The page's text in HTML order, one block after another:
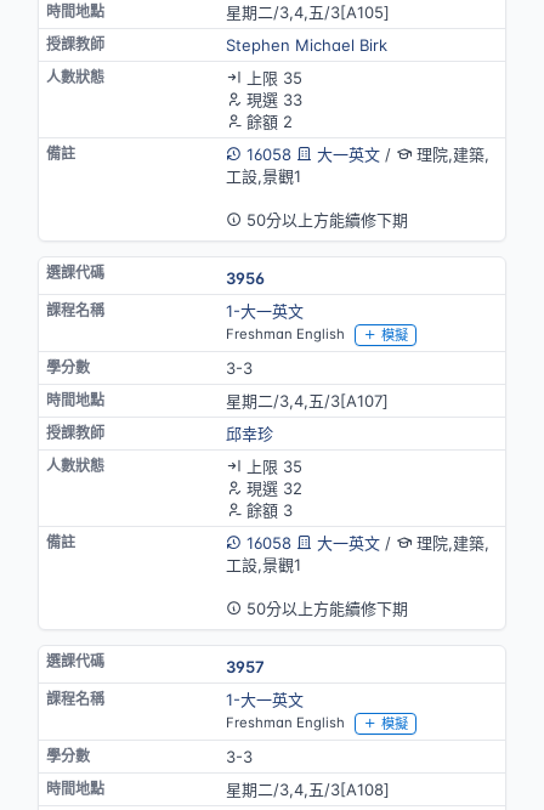
星期二/3,4,五/3[A105]
Stephen Michael Birk
上限 35
現選 33
餘額 2
16058
大一英文/
理院,建築,
工設,景觀1
50分以上方能續修下期
3956
1-大一英文
Freshman English 模擬
3-3
星期二/3,4,五/3[A107]
邱幸珍
上限 35
現選 32
餘額 3
16058
大一英文/
理院,建築,
工設,景觀1
50分以上方能續修下期
3957
1-大一英文
Freshman English 模擬
3-3
星期二/3,4,五/3[A108]